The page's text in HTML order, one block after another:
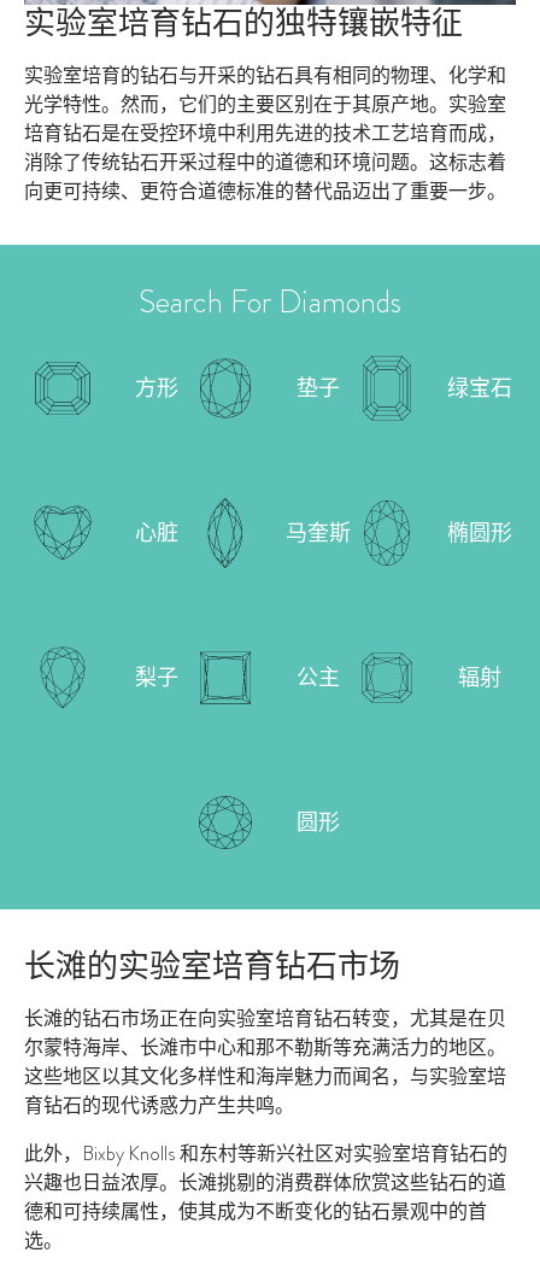
实验室培育钻石的独特镶嵌特征
实验室培育的钻石与开采的钻石具有相同的物理、化学和
光学特性。然而，它们的主要区别在于其原产地。实验室
培育钻石是在受控环境中利用先进的技术工艺培育而成，
消除了传统钻石开采过程中的道德和环境问题。这标志着
向更可持续、更符合道德标准的替代品迈出了重要一步。
Search For Diamonds
方形 垫子 绿宝石
心脏 马奎斯 椭圆形
梨子 公主 辐射
圆形
长滩的实验室培育钻石市场
长滩的钻石市场正在向实验室培育钻石转变，尤其是在贝
尔蒙特海岸、长滩市中心和那不勒斯等充满活力的地区。
这些地区以其文化多样性和海岸魅力而闻名，与实验室培
育钻石的现代诱惑力产生共鸣。
此外，Bixby Knolls 和东村等新兴社区对实验室培育钻石的
兴趣也日益浓厚。长滩挑剔的消费群体欣赏这些钻石的道
德和可持续属性，使其成为不断变化的钻石景观中的首
选。